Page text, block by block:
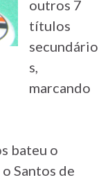
outros 7
títulos
secundário
s,
marcando
bateu o
Santos de